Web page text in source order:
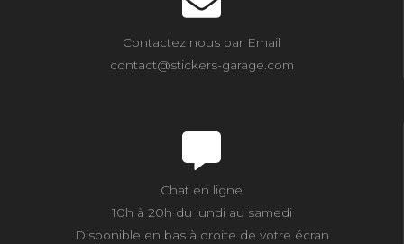
Contactez nous par Email
contact@stickers-garage.com
Chat en ligne
10h à 20h du lundi au samedi
Disponible en bas à droite de votre écran